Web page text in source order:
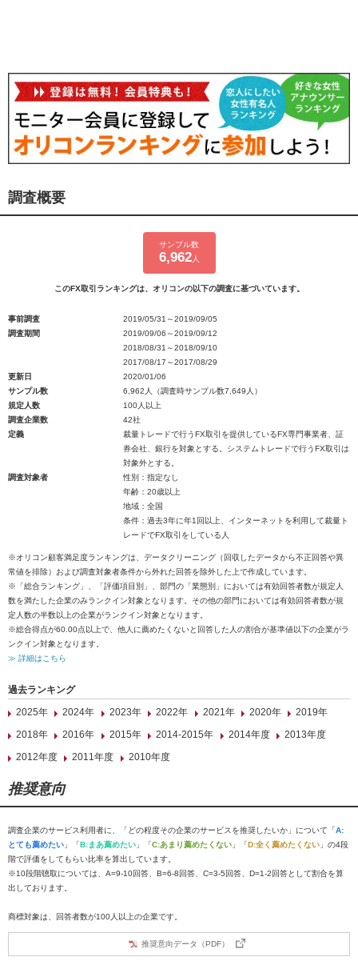
調査概要
サンプル数
6,962人
このFX取引ランキングは、オリコンの以下の調査に基づいています。
事前調査
2019/05/31～2019/09/05
調査期間
2019/09/06～2019/09/12
2018/08/31～2018/09/10
2017/08/17～2017/08/29
更新日
2020/01/06
サンプル数
6,962人（調査時サンプル数7,649人）
規定人数
100人以上
調査企業数
42社
定義
裁量トレードで行うFX取引を提供しているFX専門事業者、証
券会社、銀行を対象とする。システムトレードで行うFX取引は
対象外とする。
調査対象者
性別：指定なし
年齢：20歳以上
地域：全国
条件：過去3年に年1回以上、インターネットを利用して裁量ト
レードでFX取引をしている人
※オリコン顧客満足度ランキングは、データクリーニング（回収したデータから不正回答や異
常値を排除）および調査対象者条件から外れた回答を除外した上で作成しています。
※「総合ランキング」、「評価項目別」、部門の「業態別」においては有効回答者数が規定人
数を満たした企業のみランクイン対象となります。その他の部門においては有効回答者数が規
定人数の半数以上の企業がランクイン対象となります。
※総合得点が60.00点以上で、他人に薦めたくないと回答した人の割合が基準値以下の企業がラ
ンクイン対象となります。
≫ 詳細はこちら
過去ランキング
2025年
2024年 2023年 2022年 2021年 2020年
2019年
2018年
2016年 2015年 2014-2015年 2014年度
2013年度
2012年度
2011年度 2010年度
推奨意向
調査企業のサービス利用者に、「どの程度その企業のサービスを推奨したいか」について「A:
とても薦めたい 」「B:まあ薦めたい 」「C:あまり薦めたくない 」「D:全く薦めたくない 」の4段
階で評価をしてもらい比率を算出しています。
※10段階聴取については、A=9-10回答、B=6-8回答、C=3-5回答、D=1-2回答として割合を算
出しております。
商標対象は、回答者数が100人以上の企業です。
推奨意向データ（PDF）